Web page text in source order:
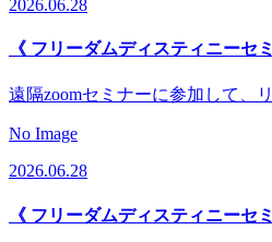
2026.06.28
《 フリーダムディスティニー
遠隔zoomセミナーに参加して、
No Image
2026.06.28
《 フリーダムディスティニー